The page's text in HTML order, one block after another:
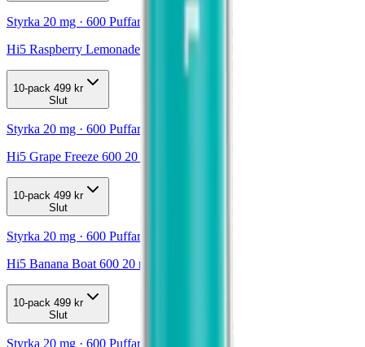
Styrka 20 mg · 600 Puffar
Hi5 Raspberry Lemonade 20mg
10-pack 499 kr
Slut
Styrka 20 mg · 600 Puffar
Hi5 Grape Freeze 600 20 mg
10-pack 499 kr
Slut
Styrka 20 mg · 600 Puffar
Hi5 Banana Boat 600 20 mg
10-pack 499 kr
Slut
Styrka 20 mg · 600 Puffar